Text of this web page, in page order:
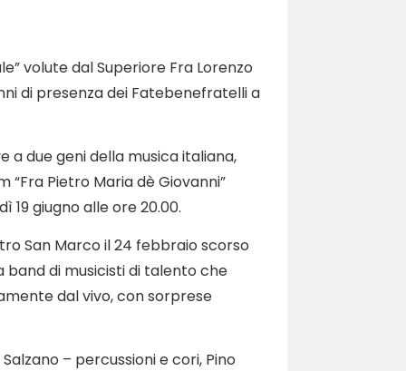
volute dal Superiore Fra Lorenzo
di presenza dei Fatebenefratelli a
due geni della musica italiana,
“Fra Pietro Maria dè Giovanni”
giugno alle ore 20.00.
San Marco il 24 febbraio scorso
di musicisti di talento che
dal vivo, con sorprese
– percussioni e cori, Pino